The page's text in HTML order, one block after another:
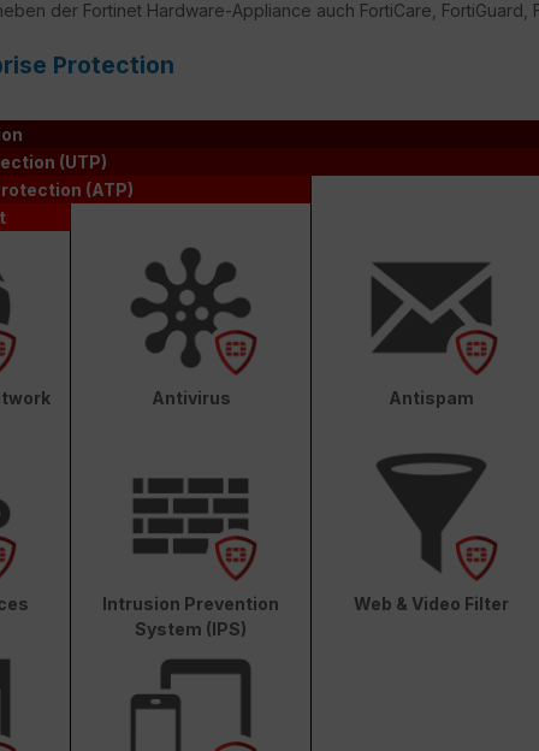
der Fortinet Hardware-Appliance auch FortiCare, FortiGuard,
Protection
(UTP)
(ATP)
Antivirus Antispam
Intrusion Prevention
System (IPS)
Web & Video Filter